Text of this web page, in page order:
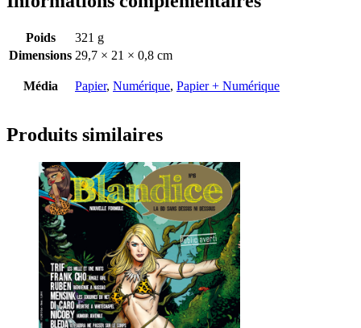
Poids
321 g
Dimensions 29,7 × 21 × 0,8 cm
Média Papier, Numérique, Papier + Numérique
Produits similaires